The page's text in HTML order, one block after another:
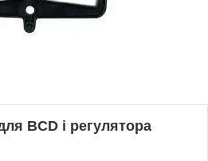
BCD і регулятора